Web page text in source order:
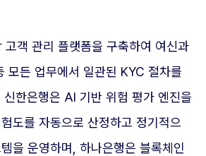
고객 관리 플랫폼을 구축하여 여신과
모든 업무에서 일관된 KYC 절차를
신한은행은 AI 기반 위험 평가 엔진을
도를 자동으로 산정하고 정기적으
을 운영하며, 하나은행은 블록체인